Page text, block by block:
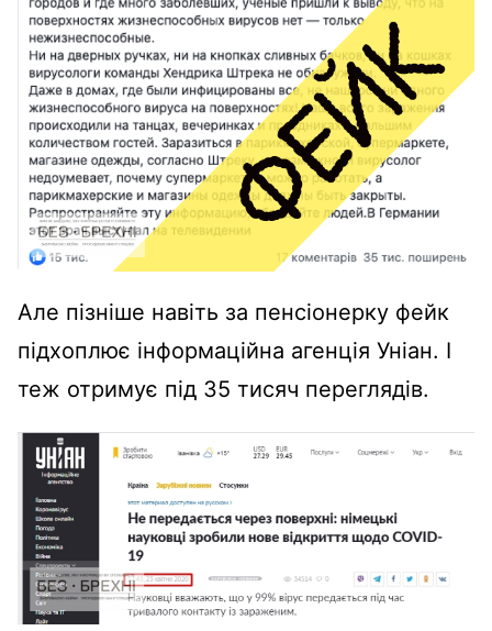
Але пізніше навіть за пенсіонерку фейк
підхоплює інформаційна агенція Уніан. І
теж отримує під 35 тисяч переглядів.